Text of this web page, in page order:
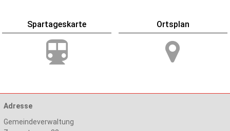
Spartageskarte Ortsplan
Adresse
Gemeindeverwaltung